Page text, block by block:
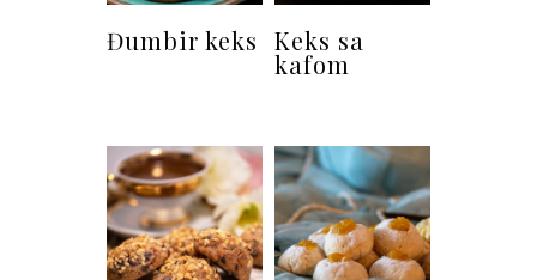
Đumbir keks Keks sa
kafom